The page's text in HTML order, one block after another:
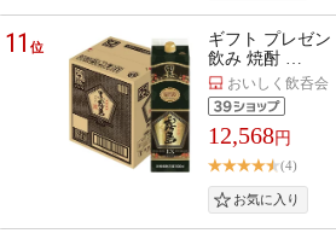
11位
ギフト プレゼ
飲み 焼酎 …
おいしく飲呑会
12,568円
(4)